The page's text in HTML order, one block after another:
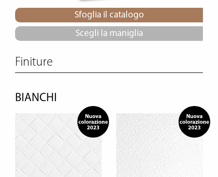
Sfoglia il catalogo
Scegli la maniglia
Finiture
BIANCHI